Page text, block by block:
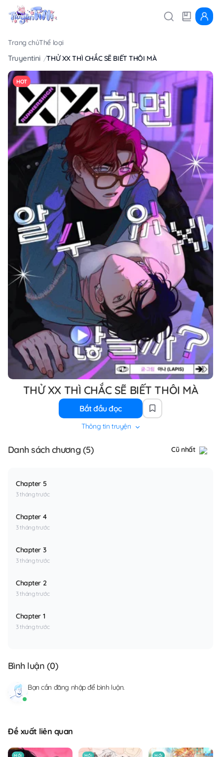
Trang chủThể loại
Truyentini THỬ XX THÌ CHẮC SẼ BIẾT THÔI MÀ
HOT
THỬ XX THÌ CHẮC SẼ BIẾT THÔI MÀ
Bắt đầu đọc
Thông tin truyện
Danh sách chương (5) Cũ nhất
Chapter 5
3 tháng trước
Chapter 4
3 tháng trước
Chapter 3
3 tháng trước
Chapter 2
3 tháng trước
Chapter 1
3 tháng trước
Bình luận (0)
Bạn cần đăng nhậpđể bình luận.
Đề xuất liên quan
MỚI MỚI MỚI